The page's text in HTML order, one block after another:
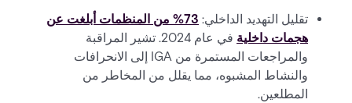
تقليل التهديد الداخلي:
73% من المنظمات أبلغت عن
هجمات داخلية
في عام 2024. تشير المراقبة
والمراجعات المستمرة من IGA إلى الانحرافات
والنشاط المشبوه، مما يقلل من المخاطر من
المطلعين.